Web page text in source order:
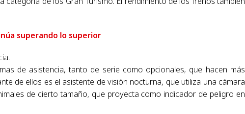
superando lo superior
de asistencia, tanto de serie como opcionales, que hacen más
de ellos es el asistente de visión nocturna, que utiliza una cámara
de cierto tamaño, que proyecta como indicador de peligro en